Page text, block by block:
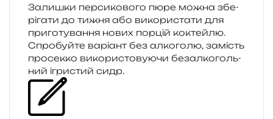
Залишки пер­си­ко­во­го пюре можна збе­
рі­га­ти до тижня або вико­ри­ста­ти для
при­го­ту­ва­н­ня нових пор­цій коктейлю.
Спробуйте варі­ант без алко­го­лю, замість
про­сек­ко вико­ри­сто­ву­ю­чи без­ал­ко­голь­
ний ігри­стий сидр.